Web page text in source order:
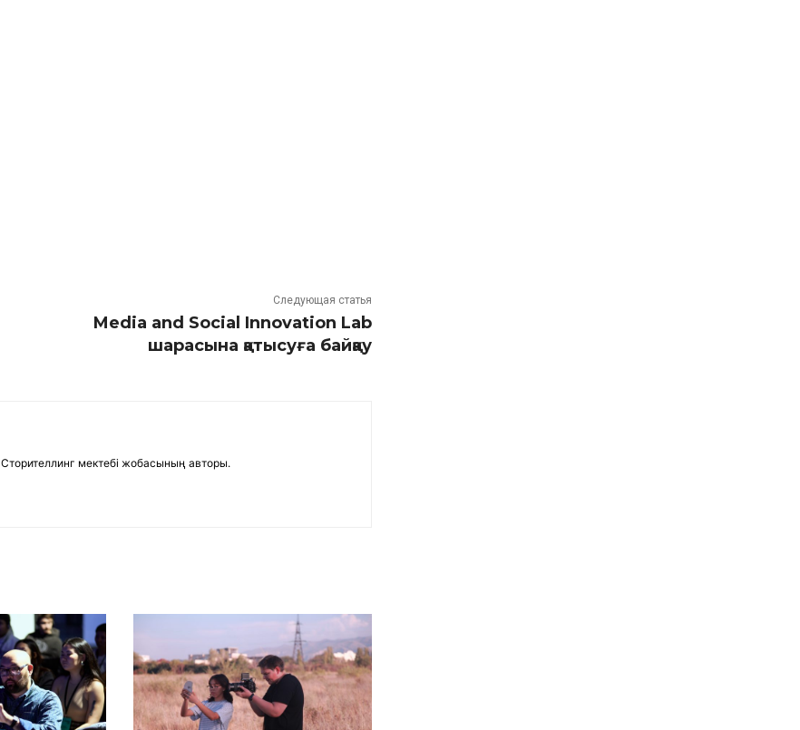
Следующая статья
Media and Social Innovation Lab
шарасына қатысуға байқау
мектебі жобасының авторы.